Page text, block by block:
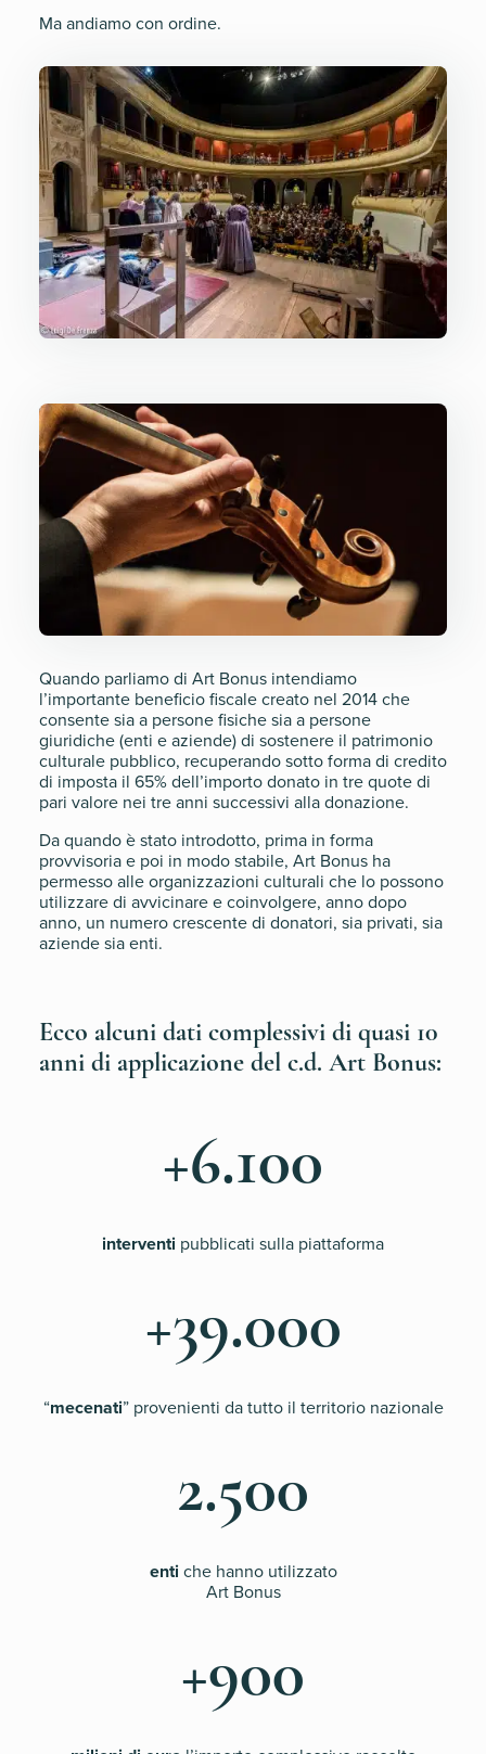
Ma andiamo con ordine.
Quando parliamo di Art Bonus intendiamo
l’importante beneficio fiscale creato nel 2014 che
consente sia a persone fisiche sia a persone
giuridiche (enti e aziende) di sostenere il patrimonio
culturale pubblico, recuperando sotto forma di credito
di imposta il 65% dell’importo donato in tre quote di
pari valore nei tre anni successivi alla donazione.
Da quando è stato introdotto, prima in forma
provvisoria e poi in modo stabile, Art Bonus ha
permesso alle organizzazioni culturali che lo possono
utilizzare di avvicinare e coinvolgere, anno dopo
anno, un numero crescente di donatori, sia privati, sia
aziende sia enti.
Ecco alcuni dati complessivi di quasi 10
anni di applicazione del c.d. Art Bonus:
+6.100
interventi pubblicati sulla piattaforma
+39.000
“mecenati” provenienti da tutto il territorio nazionale
2.500
enti che hanno utilizzato
Art Bonus
+900